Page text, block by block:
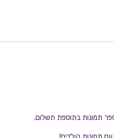
תמונות בתוספת תשלום.